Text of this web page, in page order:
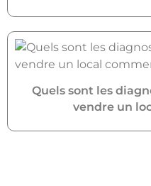
Quels sont les
vendre un